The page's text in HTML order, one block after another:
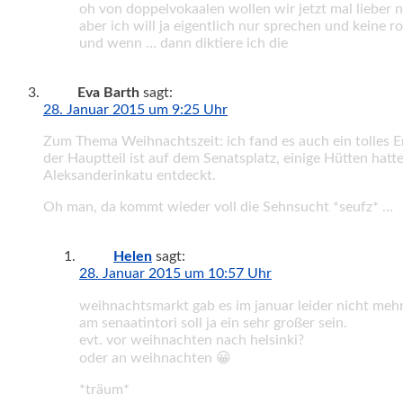
oh von doppelvokaalen wollen wir jetzt mal lieber
aber ich will ja eigentlich nur sprechen und keine
und wenn … dann diktiere ich die
Eva Barth sagt:
28. Januar 2015 um 9:25 Uhr
Zum Thema Weihnachtszeit: ich fand es auch ein tolles
der Hauptteil ist auf dem Senatsplatz, einige Hütten
Aleksanderinkatu entdeckt.
Oh man, da kommt wieder voll die Sehnsucht *seufz* …
Helen sagt:
28. Januar 2015 um 10:57 Uhr
weihnachtsmarkt gab es im januar leider nicht
am senaatintori soll ja ein sehr großer sein.
evt. vor weihnachten nach helsinki?
oder an weihnachten 😀
*träum*